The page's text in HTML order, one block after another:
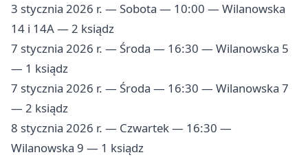
3 stycznia 2026 r. — Sobota — 10:00 — Wilanowska
14 i 14A — 2 ksiądz
7 stycznia 2026 r. — Środa — 16:30 — Wilanowska 5
— 1 ksiądz
7 stycznia 2026 r. — Środa — 16:30 — Wilanowska 7
— 2 ksiądz
8 stycznia 2026 r. — Czwartek — 16:30 —
Wilanowska 9 — 1 ksiądz